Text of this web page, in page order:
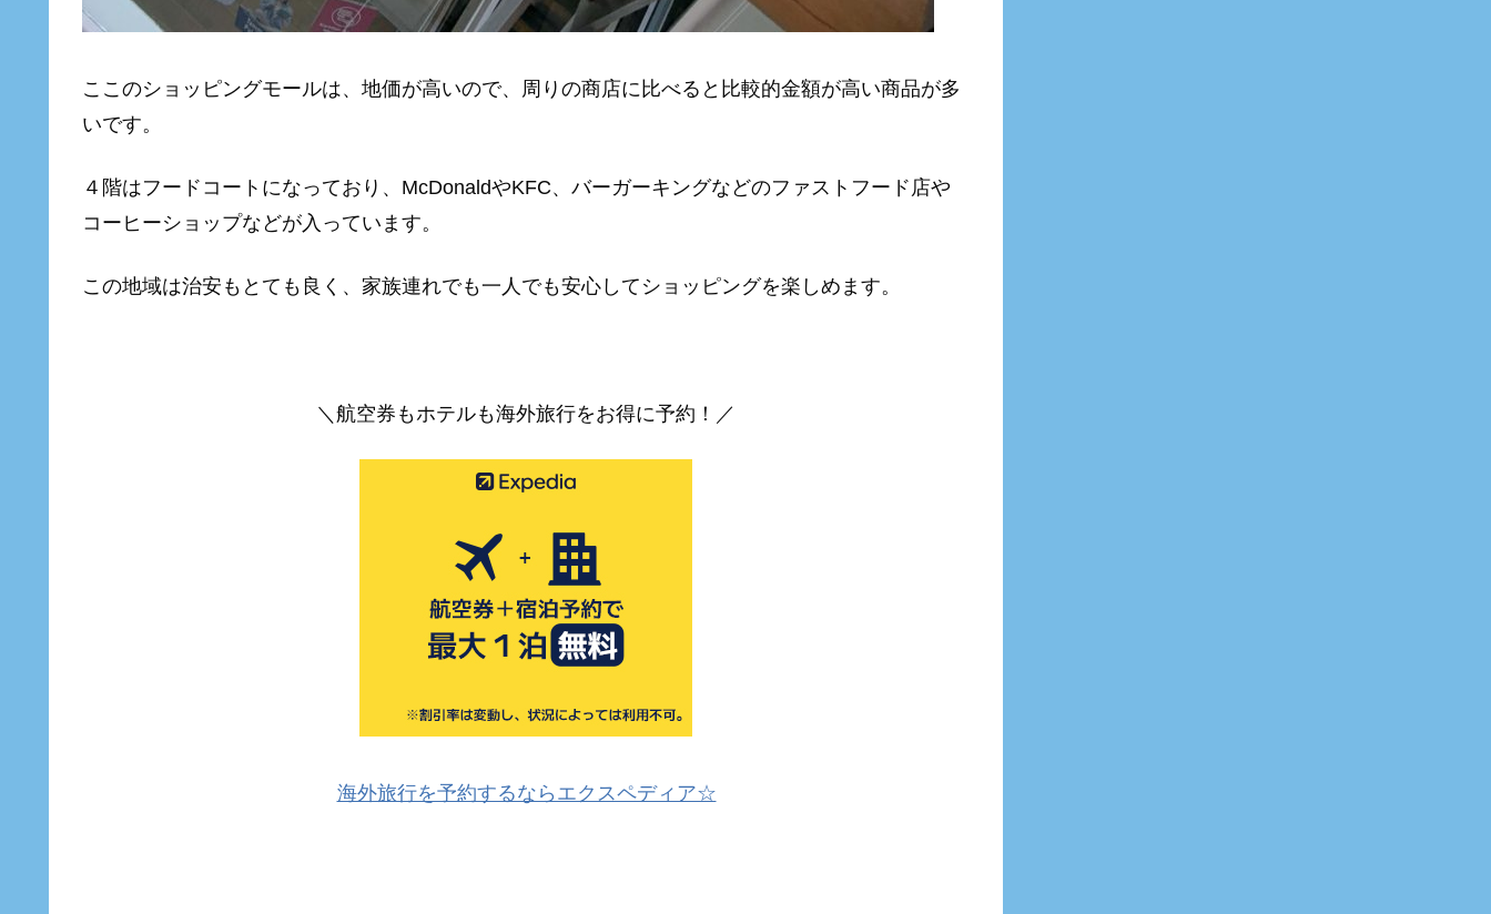
ここのショッピングモールは、地価が高いので、周りの商店に比べると比較的金額が高い商品が多
いです。
４階はフードコートになっており、McDonaldやKFC、バーガーキングなどのファストフード店や
コーヒーショップなどが入っています。
この地域は治安もとても良く、家族連れでも一人でも安心してショッピングを楽しめます。
＼航空券もホテルも海外旅行をお得に予約！／
海外旅行を予約するならエクスペディア☆